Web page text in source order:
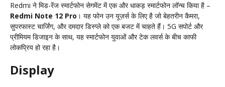
Redmi ने मिड-रेंज स्मार्टफोन सेगमेंट में एक और धाकड़ स्मार्टफोन लॉन्च किया है –
Redmi Note 12 Pro । यह फोन उन यूज़र्स के लिए है जो बेहतरीन कैमरा,
सुपरफास्ट चार्जिंग, और दमदार डिस्प्ले को एक बजट में चाहते हैं। 5G सपोर्ट और
प्रीमियम डिजाइन के साथ, यह स्मार्टफोन युवाओं और टेक लवर्स के बीच काफी
लोकप्रिय हो रहा है।
Display